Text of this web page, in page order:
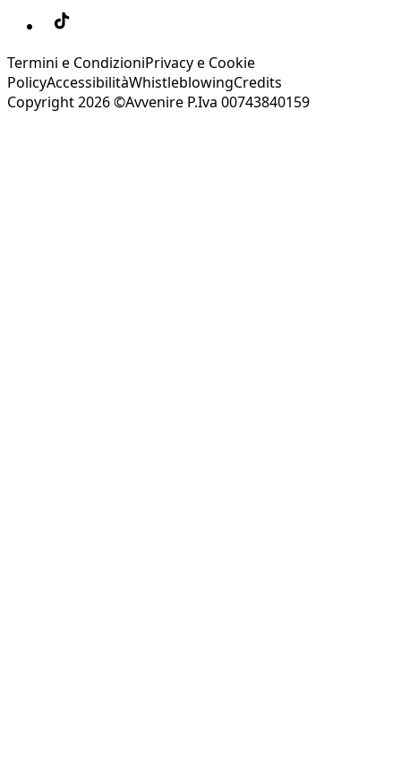
Termini e CondizioniPrivacy e Cookie
PolicyAccessibilitàWhistleblowingCredits
Copyright 2026 ©Avvenire P.Iva 00743840159